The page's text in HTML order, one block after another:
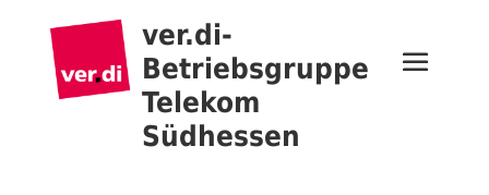
ver.di-
Betriebsgruppe
Telekom
Südhessen